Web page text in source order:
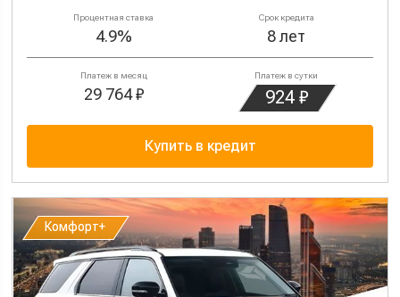
Процентная ставка
4.9%
Срок кредита
8 лет
Платеж в месяц
29 764 ₽
Платеж в сутки
924 ₽
Купить в кредит
Комфорт+
Комфорт+